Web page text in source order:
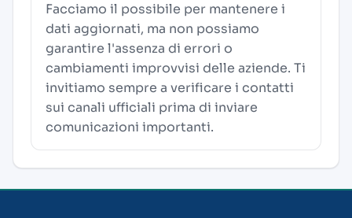
Facciamo il possibile per mantenere i
dati aggiornati, ma non possiamo
garantire l'assenza di errori o
cambiamenti improvvisi delle aziende. Ti
invitiamo sempre a verificare i contatti
sui canali ufficiali prima di inviare
comunicazioni importanti.